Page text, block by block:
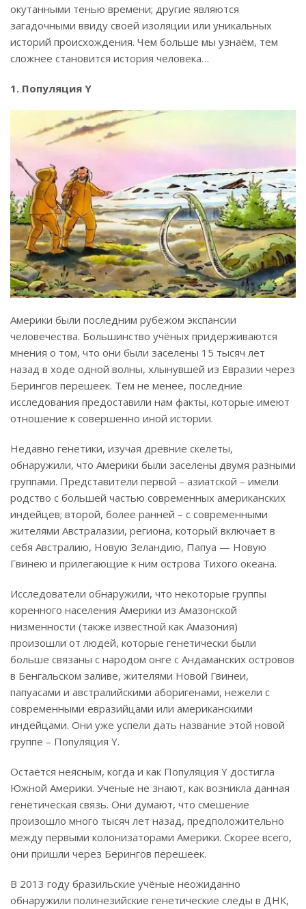
окутанными тенью времени; другие являются
загадочными ввиду своей изоляции или уникальных
историй происхождения. Чем больше мы узнаём, тем
сложнее становится история человека…
1. Популяция Y
Америки были последним рубежом экспансии
человечества. Большинство учёных придерживаются
мнения о том, что они были заселены 15 тысяч лет
назад в ходе одной волны, хлынувшей из Евразии через
Берингов перешеек. Тем не менее, последние
исследования предоставили нам факты, которые имеют
отношение к совершенно иной истории.
Недавно генетики, изучая древние скелеты,
обнаружили, что Америки были заселены двумя разными
группами. Представители первой – азиатской – имели
родство с большей частью современных американских
индейцев; второй, более ранней – с современными
жителями Австралазии, региона, который включает в
себя Австралию, Новую Зеландию, Папуа — Новую
Гвинею и прилегающие к ним острова Тихого океана.
Исследователи обнаружили, что некоторые группы
коренного населения Америки из Амазонской
низменности (также известной как Амазония)
произошли от людей, которые генетически были
больше связаны с народом онге с Андаманских островов
в Бенгальском заливе, жителями Новой Гвинеи,
папуасами и австралийскими аборигенами, нежели с
современными евразийцами или американскими
индейцами. Они уже успели дать название этой новой
группе – Популяция Y.
Остаётся неясным, когда и как Популяция Y достигла
Южной Америки. Ученые не знают, как возникла данная
генетическая связь. Они думают, что смешение
произошло много тысяч лет назад, предположительно
между первыми колонизаторами Америки. Скорее всего,
они пришли через Берингов перешеек.
В 2013 году бразильские учёные неожиданно
обнаружили полинезийские генетические следы в ДНК,